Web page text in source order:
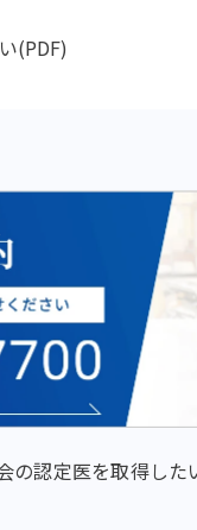
(PDF)
認定医を取得し